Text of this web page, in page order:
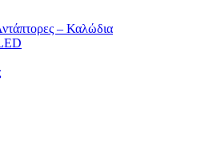
– Καλώδια